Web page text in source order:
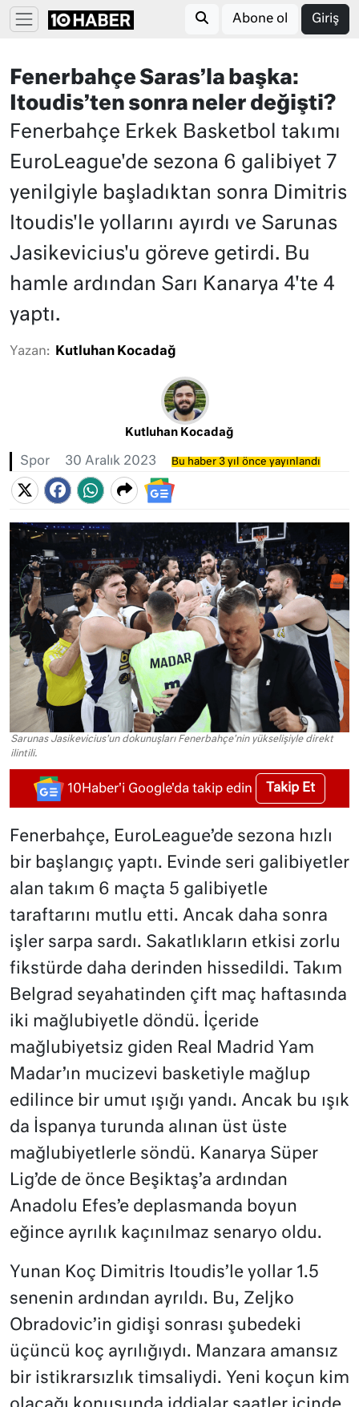
Abone ol Giriş
Fenerbahçe Saras’la başka:
Itoudis’ten sonra neler değişti?
Fenerbahçe Erkek Basketbol takımı
EuroLeague'de sezona 6 galibiyet 7
yenilgiyle başladıktan sonra Dimitris
Itoudis'le yollarını ayırdı ve Sarunas
Jasikevicius'u göreve getirdi. Bu
hamle ardından Sarı Kanarya 4'te 4
yaptı.
Yazan: Kutluhan Kocadağ
Kutluhan Kocadağ
Spor 30 Aralık 2023 Bu haber 3 yıl önce yayınlandı
Sarunas Jasikevicius'un dokunuşları Fenerbahçe'nin yükselişiyle direkt
ilintili.
10Haber'i Google'da takip edin Takip Et
Fenerbahçe, EuroLeague’de sezona hızlı
bir başlangıç yaptı. Evinde seri galibiyetler
alan takım 6 maçta 5 galibiyetle
taraftarını mutlu etti. Ancak daha sonra
işler sarpa sardı. Sakatlıkların etkisi zorlu
fikstürde daha derinden hissedildi. Takım
Belgrad seyahatinden çift maç haftasında
iki mağlubiyetle döndü. İçeride
mağlubiyetsiz giden Real Madrid Yam
Madar’ın mucizevi basketiyle mağlup
edilince bir umut ışığı yandı. Ancak bu ışık
da İspanya turunda alınan üst üste
mağlubiyetlerle söndü. Kanarya Süper
Lig’de de önce Beşiktaş’a ardından
Anadolu Efes’e deplasmanda boyun
eğince ayrılık kaçınılmaz senaryo oldu.
Yunan Koç Dimitris Itoudis’le yollar 1.5
senenin ardından ayrıldı. Bu, Zeljko
Obradovic’in gidişi sonrası şubedeki
üçüncü koç ayrılığıydı. Manzara amansız
bir istikrarsızlık timsaliydi. Yeni koçun kim